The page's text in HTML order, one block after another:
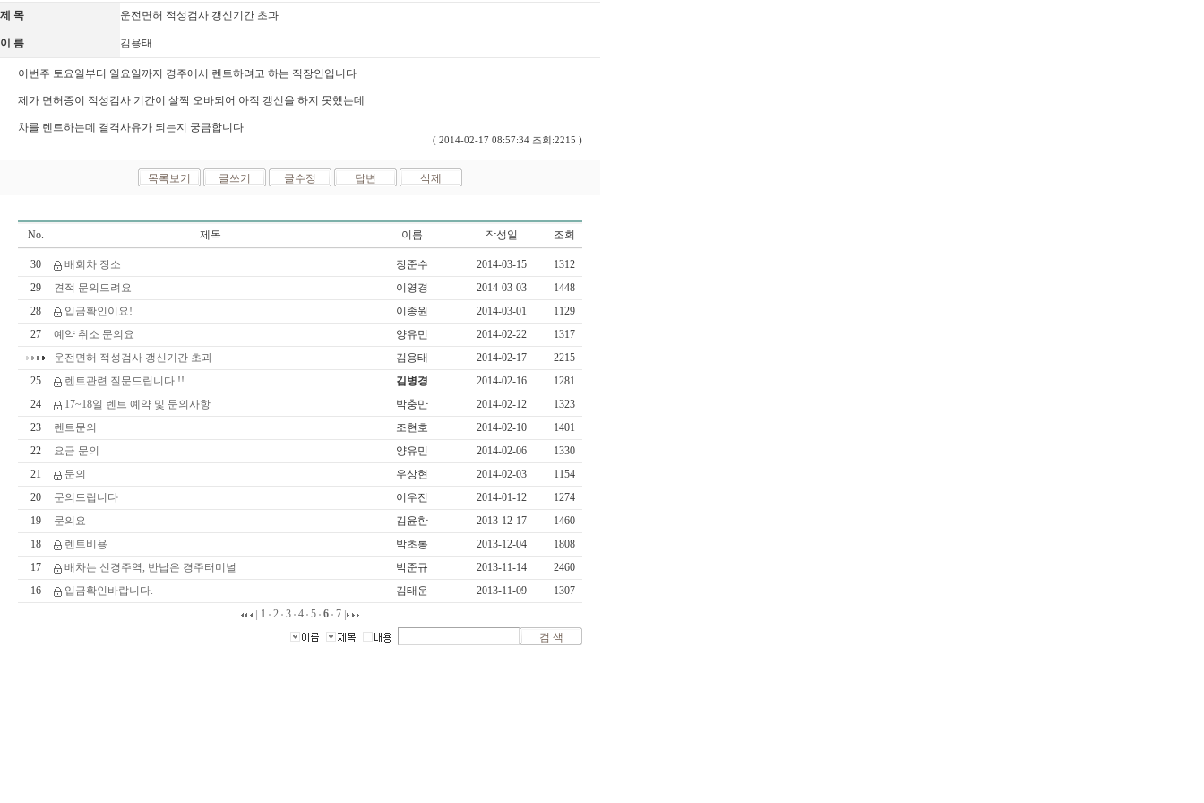
제 목 운전면허 적성검사 갱신기간 초과
이 름 김용태
이번주 토요일부터 일요일까지 경주에서 렌트하려고 하는 직장인입니다
제가 면허증이 적성검사 기간이 살짝 오바되어 아직 갱신을 하지 못했는데
차를 렌트하는데 결격사유가 되는지 궁금합니다
( 2014-02-17 08:57:34 조회:2215 )
No. 제목 이름 작성일 조회
30 배회차 장소 장준수 2014-03-15
1312
29
견적 문의드려요 이영경 2014-03-03
1448
28
입금확인이요! 이종원 2014-03-01
1129
27
예약 취소 문의요 양유민 2014-02-22
1317
운전면허 적성검사 갱신기간 초과
김용태 2014-02-17
2215
25
렌트관련 질문드립니다.!! 김병경 2014-02-16
1281
24
17~18일 렌트 예약 및 문의사항 박충만 2014-02-12
1323
23
렌트문의 조현호 2014-02-10
1401
22
요금 문의 양유민 2014-02-06
1330
21
문의 우상현 2014-02-03
1154
20
문의드립니다 이우진 2014-01-12
1274
19
문의요 김윤한 2013-12-17
1460
18
렌트비용 박초롱 2013-12-04
1808
17
배차는 신경주역, 반납은 경주터미널 박준규 2013-11-14
2460
16
입금확인바랍니다. 김태운 2013-11-09
1307
1
2 3 4 5 6 7